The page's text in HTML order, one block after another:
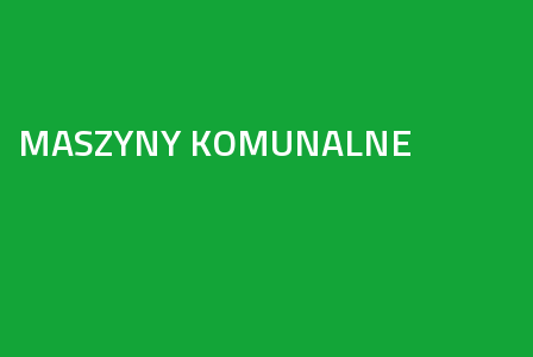
MASZYNY KOMUNALNE